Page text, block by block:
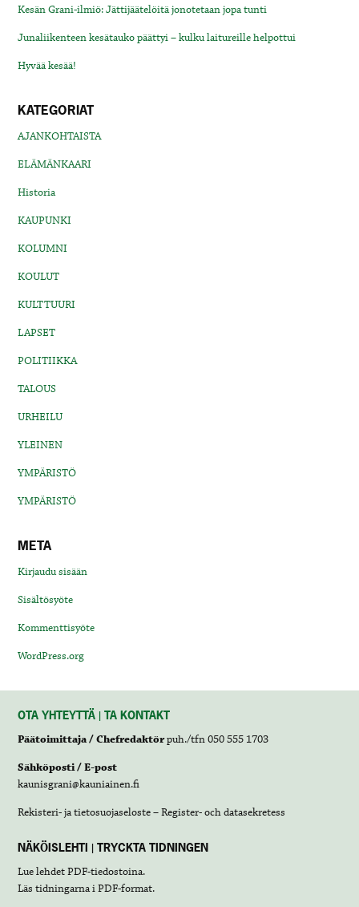
Kesän Grani-ilmiö: Jättijäätelöitä jonotetaan jopa tunti
Junaliikenteen kesätauko päättyi – kulku laitureille helpottui
Hyvää kesää!
KATEGORIAT
AJANKOHTAISTA
ELÄMÄNKAARI
Historia
KAUPUNKI
KOLUMNI
KOULUT
KULTTUURI
LAPSET
POLITIIKKA
TALOUS
URHEILU
YLEINEN
YMPÄRISTÖ
YMPÄRISTÖ
META
Kirjaudu sisään
Sisältösyöte
Kommenttisyöte
WordPress.org
OTA YHTEYTTÄ | TA KONTAKT
Päätoimittaja / Chefredaktörpuh./tfn 050 555 1703
Sähköposti / E-post
kaunisgrani@kauniainen.fi
Rekisteri- ja tietosuojaseloste – Register- och datasekretess
NÄKÖISLEHTI | TRYCKTA TIDNINGEN
Lue lehdetPDF-tiedostoina.
Läs tidningarna iPDF-format.